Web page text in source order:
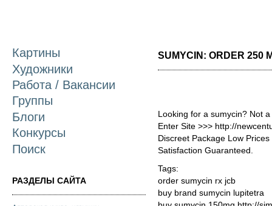
Картины
Художники
Работа / Вакансии
Группы
Блоги
Конкурсы
Поиск
РАЗДЕЛЫ САЙТА
SUMYCIN: ORDER 250
Looking for a sumycin? Not
Enter Site >>> http://
Discreet Package Low
Satisfaction Guaranteed.
Tags:
order sumycin rx jcb
buy brand sumycin lupitetra